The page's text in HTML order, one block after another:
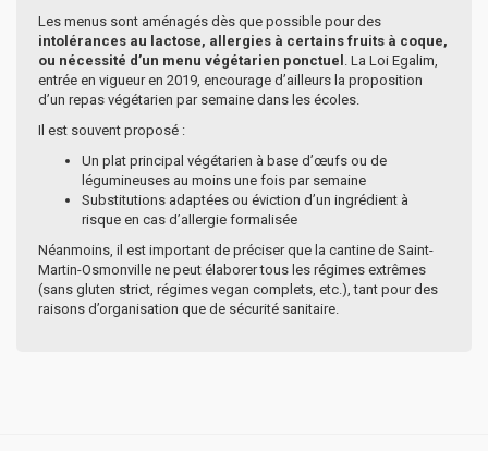
Les menus sont aménagés dès que possible pour des
intolérances au lactose, allergies à certains fruits à coque,
ou nécessité d’un menu végétarien ponctuel
. La Loi Egalim,
entrée en vigueur en 2019, encourage d’ailleurs la proposition
d’un repas végétarien par semaine dans les écoles.
Il est souvent proposé :
Un plat principal végétarien à base d’œufs ou de
légumineuses au moins une fois par semaine
Substitutions adaptées ou éviction d’un ingrédient à
risque en cas d’allergie formalisée
Néanmoins, il est important de préciser que la cantine de Saint-
Martin-Osmonville ne peut élaborer tous les régimes extrêmes
(sans gluten strict, régimes vegan complets, etc.), tant pour des
raisons d’organisation que de sécurité sanitaire.